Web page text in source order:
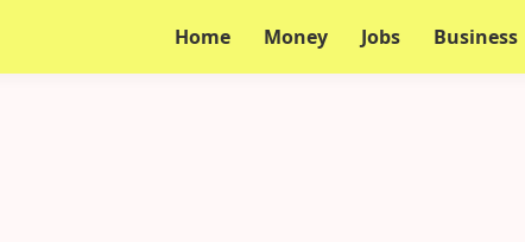
Home Money Jobs Business